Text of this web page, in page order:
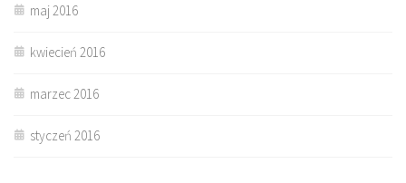
maj 2016
kwiecień 2016
marzec 2016
styczeń 2016